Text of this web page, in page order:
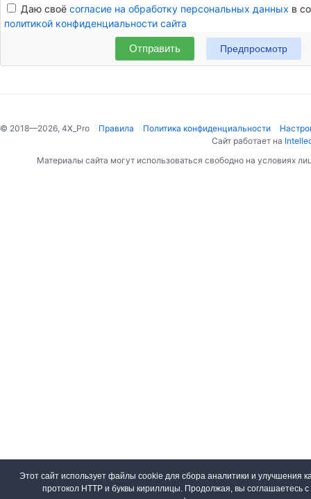
Даю своё согласие на обработку персональных данных в
политикой конфиденциальности сайта
Отправить
© 2018—2026, 4X_Pro Правила Политика конфиденциальности
Сайт работает на
Материалы сайта могут использоваться свободно на условиях
Этот сайт использует файлы cookie для сбора аналитики и улучшения
протокол HTTP и буквы кириллицы. Продолжая, вы соглашаетесь